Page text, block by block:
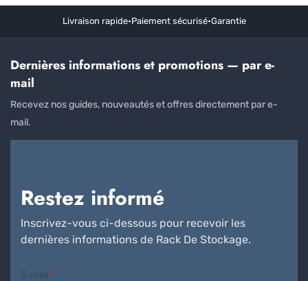
Livraison rapide•Paiement sécurisé•Garantie
Dernières informations et promotions — par e-
mail
Recevez nos guides, nouveautés et offres directement par e-
mail.
Restez informé
Inscrivez-vous ci-dessous pour recevoir les
dernières informations de Rack De Stockage.